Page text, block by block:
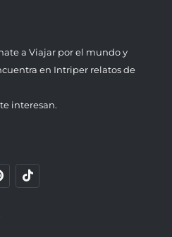
a Viajar por el mundo y
en Intriper relatos de
interesan.